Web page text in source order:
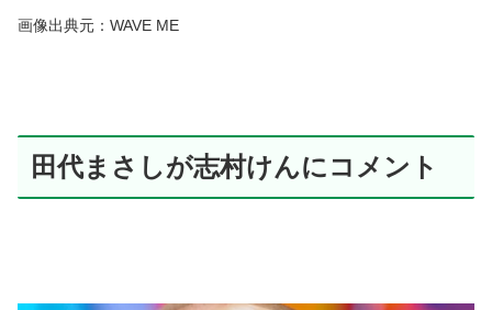
画像出典元：WAVE ME
田代まさしが志村けんにコメント